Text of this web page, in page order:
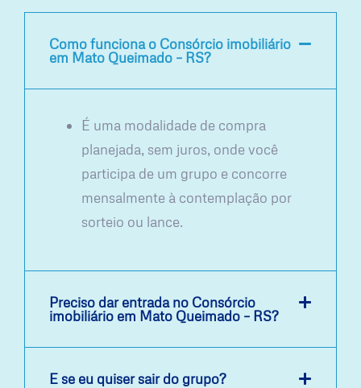
Como funciona o Consórcio imobiliário
em Mato Queimado – RS?
É uma modalidade de compra
planejada, sem juros, onde você
participa de um grupo e concorre
mensalmente à contemplação por
sorteio ou lance.
Preciso dar entrada no Consórcio
imobiliário em Mato Queimado – RS?
E se eu quiser sair do grupo?